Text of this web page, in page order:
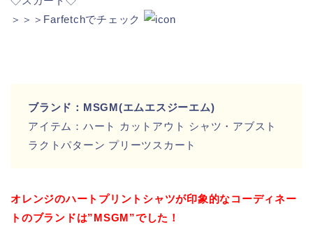
＞＞＞Farfetchでチェック
ブランド：MSGM(エムエスジーエム)
アイテム：ハート カットアウト シャツ・アブスト
ラクトパターン プリーツスカート
オレンジのハートプリントシャツが印象的なコーディネー
トのブランドは”MSGM”でした！